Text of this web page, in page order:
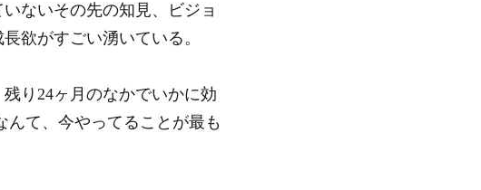
ないその先の知見、ビジョ
欲がすごい湧いている。
り24ヶ月のなかでいかに効
て、今やってることが最も